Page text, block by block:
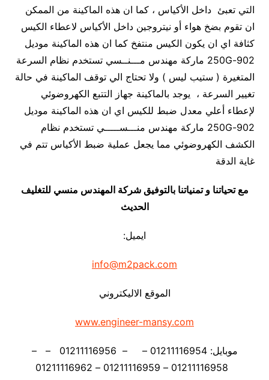
التي تعبئ داخل الأكياس ، كما ان هذه الماكينة من الممكن
ان تقوم بضخ هواء أو نيتروجين داخل الأكياس لاعطاء الكيس
كثافة اي ان يكون الكيس منتفخ كما ان هذه الماكينة موديل
902-250G ماركة مهندس مـــنــسي تستخدم نظام السرعة
المتغيرة ( ستيب ليس ) ولا تحتاج الي توقف الماكينة في حالة
تغيير السرعة ، يوجد بالماكينة جهاز التتبع الكهروضوئي
لإعطاء أعلي معدل ضبط للكيس اي ان هذه الماكينة موديل
902-250G ماركة مهندس منـــســـــي تستخدم نظام
الكشف الكهروضوئي مما يجعل عملية ضبط الأكياس تتم في
غاية الدقة
مع تحياتنا و تمنياتنا بالتوفيق شركة المهندس منسي للتغليف
الحديث
ايميل:
info@m2pack.com
الموقع الاليكتروني
www.engineer-mansy.com
موبايل: 01211116954 – – 01211116956 – –